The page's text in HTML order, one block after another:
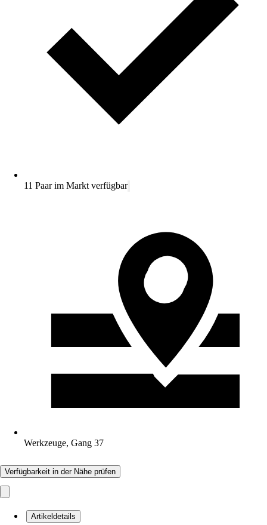
11 Paar im Markt verfügbar
Werkzeuge, Gang 37
Verfügbarkeit in der Nähe prüfen
Artikeldetails